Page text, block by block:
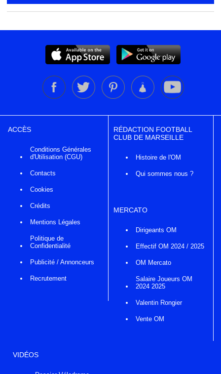
ACCÈS
Conditions Générales
d'Utilisation (CGU)
Contacts
Cookies
Crédits
Mentions Légales
Politique de
Confidentialité
Publicité / Annonceurs
Recrutement
RÉDACTION FOOTBALL
CLUB DE MARSEILLE
Histoire de l'OM
Qui sommes nous ?
MERCATO
Dirigeants OM
Effectif OM 2024 / 2025
OM Mercato
Salaire Joueurs OM
2024 2025
Valentin Rongier
Vente OM
VIDÉOS